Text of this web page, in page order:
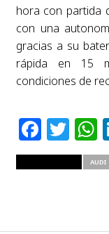
hora con partida
con una
gracias a su
rápida en 15
condiciones de
AUDI